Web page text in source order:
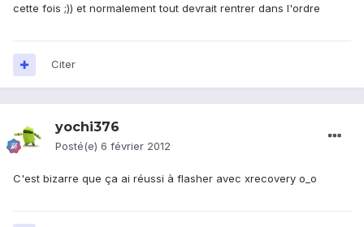
cette fois ;)) et normalement tout devrait rentrer dans l'ordre
Citer
yochi376
Posté(e) 6 février 2012
C'est bizarre que ça ai réussi à flasher avec xrecovery o_o